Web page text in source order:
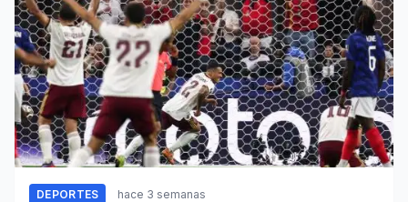
DEPORTES hace 3 semanas